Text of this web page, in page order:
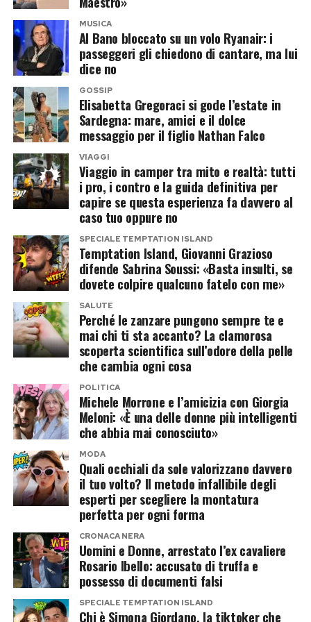
dall’inquadratura.
Post Views: 190
commenti e auguri da parte dei fan, che hanno
espresso vicinanza all’ex volto diTemptation
Islande gli hanno augurato una pronta
guarigione.
Post Views: 318
sembrerebbe orientato verso un nuovo rifiuto.
La proposta, tuttavia, avrebbe assunto contorni
diversi rispetto al passato. Il Grande Fratello,
pronto a tornare a settembre con un’edizione vip
condotta da Ilary Blasi, starebbe valutando la
possibilità di coinvolgere anche Alejandro
Martinez, imprenditore colombiano e compagno
di Casalino.
La coppia potrebbe entrare insieme,
trasformando la partecipazione in un racconto
sentimentale oltre che televisivo. Resta aperta
anche l’ipotesi di un ingresso in solitaria, mentre
sul tavolo continua a esserci l’opzione più
semplice: un doppio no e tutti a casa, ma senza
telecamere.
Chi è Alejandro Martinez, il
compagno che piace al reality
Alejandro Martinez potrebbe rappresentare la
vera carta a sorpresa dell’operazione.
Imprenditore colombiano, è legato
sentimentalmente a Casalino e finora ha
mantenuto un profilo molto più riservato
rispetto al compagno.
Proprio questa differenza potrebbe incuriosire
gli autori. Da una parte un volto abituato alle
telecamere, alle polemiche politiche e alla
comunicazione pubblica; dall’altra una figura
MUSICA
Al Bano bloccato su un volo Ryanair: i
passeggeri gli chiedono di cantare, ma lui
dice no
GOSSIP
Elisabetta Gregoraci si gode l’estate in
Sardegna: mare, amici e il dolce
messaggio per il figlio Nathan Falco
VIAGGI
Viaggio in camper tra mito e realtà: tutti
i pro, i contro e la guida definitiva per
capire se questa esperienza fa davvero al
caso tuo oppure no
SPECIALE TEMPTATION ISLAND
Temptation Island, Giovanni Grazioso
difende Sabrina Soussi: «Basta insulti, se
dovete colpire qualcuno fatelo con me»
SALUTE
Perché le zanzare pungono sempre te e
mai chi ti sta accanto? La clamorosa
scoperta scientifica sull’odore della pelle
che cambia ogni cosa
POLITICA
Michele Morrone e l’amicizia con Giorgia
Meloni: «È una delle donne più intelligenti
che abbia mai conosciuto»
MODA
Quali occhiali da sole valorizzano davvero
il tuo volto? Il metodo infallibile degli
esperti per scegliere la montatura
perfetta per ogni forma
CRONACA NERA
Uomini e Donne, arrestato l’ex cavaliere
Rosario Ibello: accusato di truffa e
possesso di documenti falsi
SPECIALE TEMPTATION ISLAND
Chi è Simona Giordano, la tiktoker che